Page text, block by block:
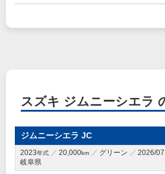
スズキ ジムニーシエラ
ジムニーシエラ JC
2023年式 20,000km グリーン
2026/07
岐阜県